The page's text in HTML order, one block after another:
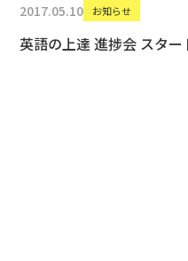
2017.05.10 お知らせ
英語の上達 進捗会 スター